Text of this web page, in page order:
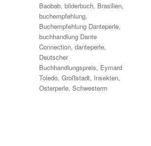
Schlagwörter
Baobab,bilderbuch, Brasilien,
buchempfehlung,
Buchempfehlung Danteperle,
buchhandlung Dante
Connection,danteperle,
Deutscher
Buchhandlungspreis, Eymard
Toledo,Großstadt, Insekten,
Osterperle,Schwesterm